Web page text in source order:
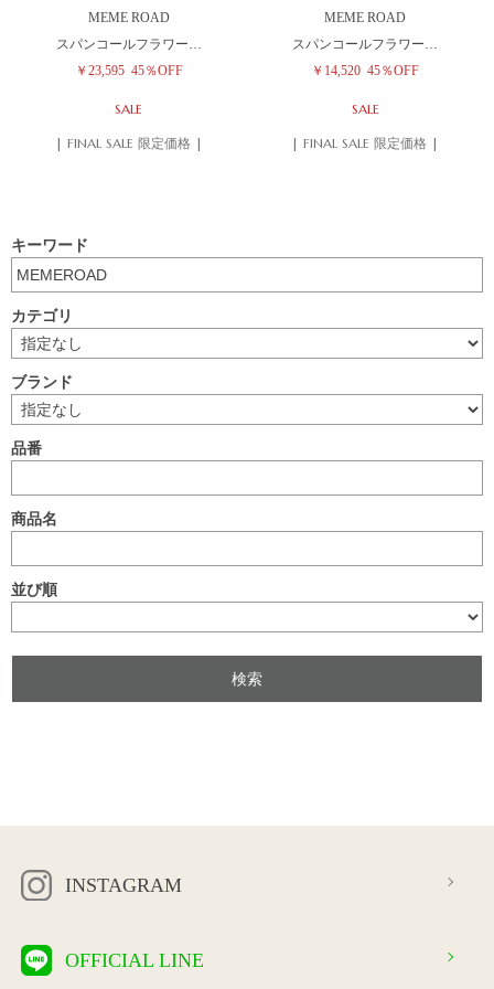
MEME ROAD
スパンコールフラワー…
￥23,595 45％OFF
SALE
| FINAL SALE 限定価格 |
MEME ROAD
スパンコールフラワー…
￥14,520 45％OFF
SALE
| FINAL SALE 限定価格 |
キーワード
カテゴリ
ブランド
品番
商品名
並び順
INSTAGRAM
OFFICIAL LINE